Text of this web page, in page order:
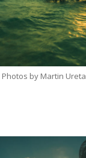
Photos by Martin Ureta